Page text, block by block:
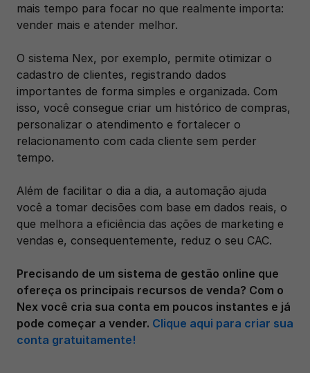
mais tempo para focar no que realmente importa:
vender mais e atender melhor.
O sistema Nex, por exemplo, permite otimizar o
cadastro de clientes, registrando dados
importantes de forma simples e organizada. Com
isso, você consegue criar um histórico de compras,
personalizar o atendimento e fortalecer o
relacionamento com cada cliente sem perder
tempo.
Além de facilitar o dia a dia, a automação ajuda
você a tomar decisões com base em dados reais, o
que melhora a eficiência das ações de marketing e
vendas e, consequentemente, reduz o seu CAC.
Precisando de um sistema de gestão online que
ofereça os principais recursos de venda? Com o
Nex você cria sua conta em poucos instantes e já
pode começar a vender. Clique aqui para criar sua
conta gratuitamente!